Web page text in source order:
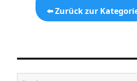
⬅️ Zurück zur